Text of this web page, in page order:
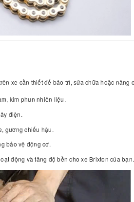
xe cần thiết để bảo trì, sửa chữa hoặc nâng
kim phun nhiên liệu.
điện.
gương chiếu hậu.
bảo vệ động cơ.
động và tăng độ bền cho xe Brixton của bạn.